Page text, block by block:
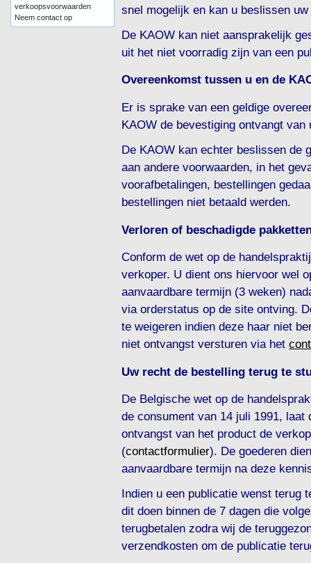
snel mogelijk en kan u beslissen
De KAOW kan niet aansprakelijk
uit het niet voorradig zijn van een
Overeenkomst tussen u en de
Er is sprake van een geldige
KAOW de bevestiging ontvangt
De KAOW kan echter beslissen de
aan andere voorwaarden, in het
voorafbetalingen, bestellingen
bestellingen niet betaald werden.
Verloren of beschadigde
Conform de wet op de
verkoper. U dient ons hiervoor wel
aanvaardbare termijn (3 weken)
via orderstatus op de site ontving.
te weigeren indien deze haar niet
niet ontvangst versturen via het
Uw recht de bestelling terug te
De Belgische wet op de
de consument van 14 juli 1991, laat
ontvangst van het product de
(contactformulier). De goederen
aanvaardbare termijn na deze
Indien u een publicatie wenst terug
dit doen binnen de 7 dagen die
terugbetalen zodra wij de
verzendkosten om de publicatie
verkoopsvoorwaarden
Neem contact op